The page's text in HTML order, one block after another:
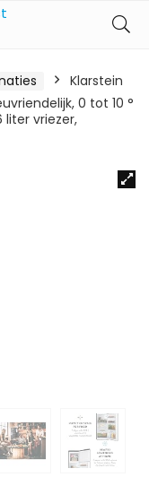
Klarstein
0 tot 10 °
liter vriezer,